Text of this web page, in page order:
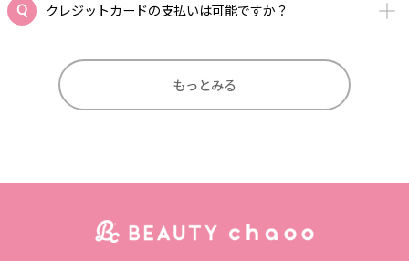
クレジットカードの支払いは可能ですか？
もっとみる